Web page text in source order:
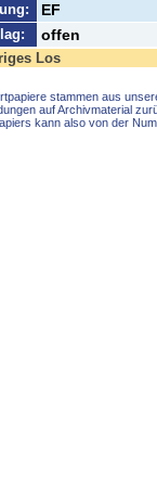
EF
offen
Los
stammen aus
auf Archivmaterial
kann also von der